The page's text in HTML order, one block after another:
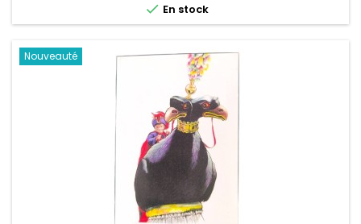
 En stock
Nouveauté